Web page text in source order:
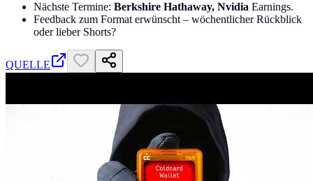
Nächste Termine: Berkshire Hathaway, Nvidia Earnings.
Feedback zum Format erwünscht – wöchentlicher Rückblick
oder lieber Shorts?
QUELLE